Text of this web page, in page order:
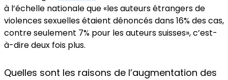
à l’échelle nationale que «les auteurs étrangers de
violences sexuelles étaient dénoncés dans 16% des cas,
contre seulement 7% pour les auteurs suisses», c’est-
à-dire deux fois plus.
Quelles sont les raisons de l’augmentation des